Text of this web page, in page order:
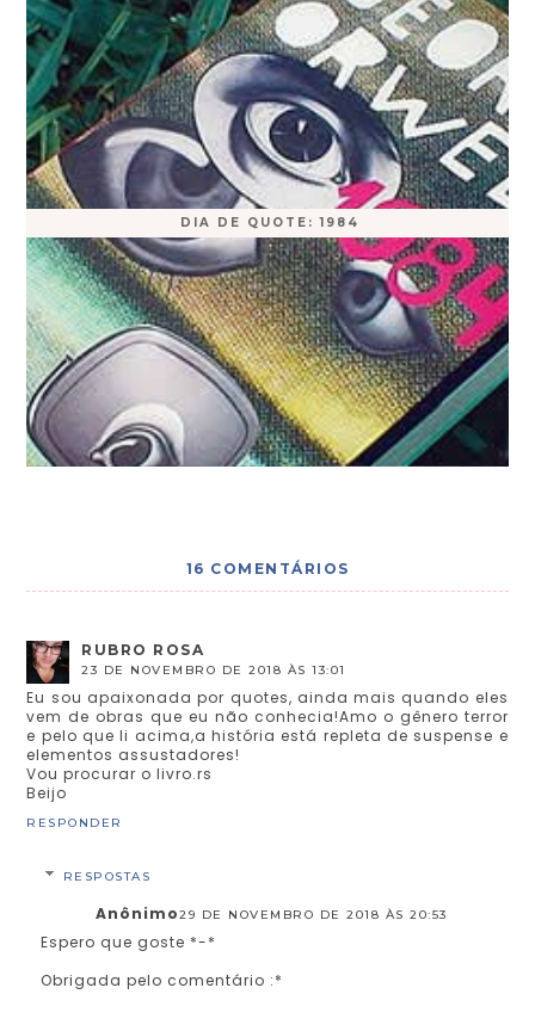
DIA DE QUOTE: 1984
16 COMENTÁRIOS
RUBRO ROSA
23 DE NOVEMBRO DE 2018 ÀS 13:01
Eu sou apaixonada por quotes, ainda mais quando eles
vem de obras que eu não conhecia!Amo o gênero terror
e pelo que li acima,a história está repleta de suspense e
elementos assustadores!
Vou procurar o livro.rs
Beijo
RESPONDER
RESPOSTAS
Anônimo29 DE NOVEMBRO DE 2018 ÀS 20:53
Espero que goste *-*
Obrigada pelo comentário :*